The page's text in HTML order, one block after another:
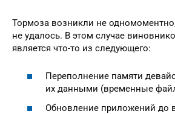
Тормоза возникли не
не удалось. В этом случае
является что-то из следующего:
Переполнение памяти
их данными (временные
Обновление приложений до